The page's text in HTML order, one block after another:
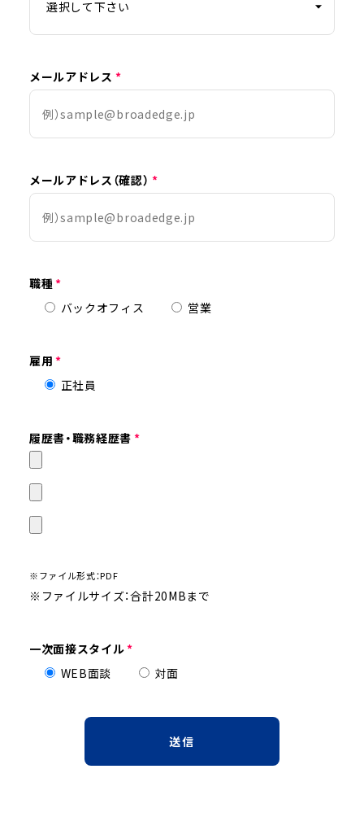
メールアドレス *
メールアドレス（確認） *
職種 *
バックオフィス
営業
雇用 *
正社員
履歴書・職務経歴書 *
※ファイル形式：PDF
※ファイルサイズ：合計20MBまで
一次面接スタイル*
WEB面談
対面